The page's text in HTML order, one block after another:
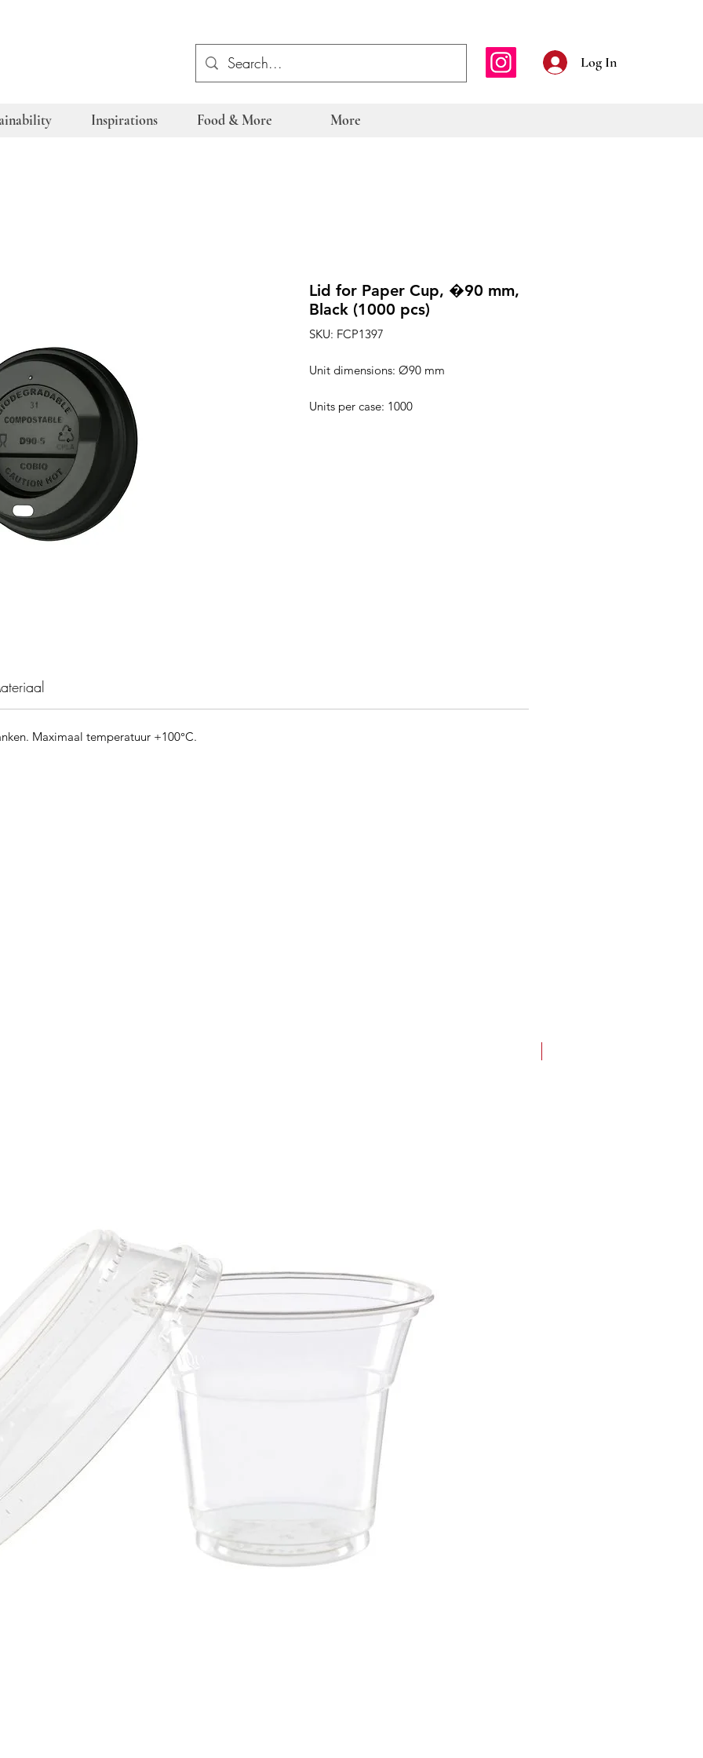
Log In
Inspirations Food & More More
Lid for Paper Cup, �90 mm,
Black (1000 pcs)
SKU: FCP1397
Unit dimensions: Ø90 mm
Units per case: 1000
Maximaal temperatuur +100°C.